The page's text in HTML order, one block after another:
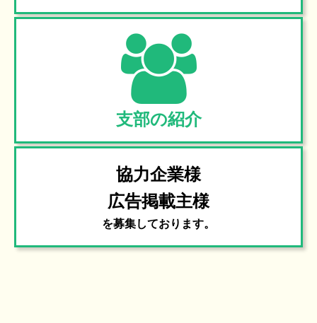
支部の紹介
協力企業様
広告掲載主様
を募集しております。